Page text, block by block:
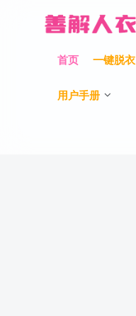
首页 一键脱衣
用户手册